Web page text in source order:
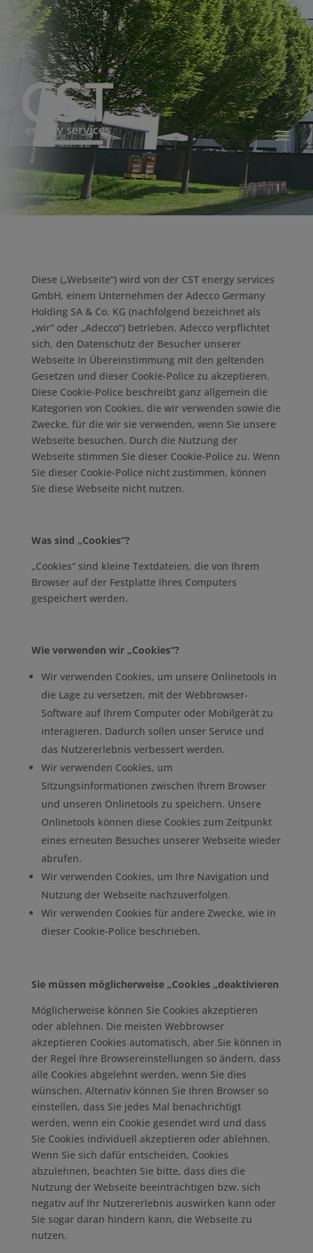
Diese („Webseite“) wird von der CST energy services
GmbH, einem Unternehmen der Adecco Germany
Holding SA & Co. KG (nachfolgend bezeichnet als
„wir“ oder „Adecco“) betrieben. Adecco verpflichtet
sich, den Datenschutz der Besucher unserer
Webseite in Übereinstimmung mit den geltenden
Gesetzen und dieser Cookie-Police zu akzeptieren.
Diese Cookie-Police beschreibt ganz allgemein die
Kategorien von Cookies, die wir verwenden sowie die
Zwecke, für die wir sie verwenden, wenn Sie unsere
Webseite besuchen. Durch die Nutzung der
Webseite stimmen Sie dieser Cookie-Police zu. Wenn
Sie dieser Cookie-Police nicht zustimmen, können
Sie diese Webseite nicht nutzen.
Was sind „Cookies“?
„Cookies“ sind kleine Textdateien, die von Ihrem
Browser auf der Festplatte Ihres Computers
gespeichert werden.
Wie verwenden wir „Cookies“?
Wir verwenden Cookies, um unsere Onlinetools in
die Lage zu versetzen, mit der Webbrowser-
Software auf Ihrem Computer oder Mobilgerät zu
interagieren. Dadurch sollen unser Service und
das Nutzererlebnis verbessert werden.
Wir verwenden Cookies, um
Sitzungsinformationen zwischen Ihrem Browser
und unseren Onlinetools zu speichern. Unsere
Onlinetools können diese Cookies zum Zeitpunkt
eines erneuten Besuches unserer Webseite wieder
abrufen.
Wir verwenden Cookies, um Ihre Navigation und
Nutzung der Webseite nachzuverfolgen.
Wir verwenden Cookies für andere Zwecke, wie in
dieser Cookie-Police beschrieben.
Sie müssen möglicherweise „Cookies „deaktivieren
Möglicherweise können Sie Cookies akzeptieren
oder ablehnen. Die meisten Webbrowser
akzeptieren Cookies automatisch, aber Sie können in
der Regel Ihre Browsereinstellungen so ändern, dass
alle Cookies abgelehnt werden, wenn Sie dies
wünschen. Alternativ können Sie Ihren Browser so
einstellen, dass Sie jedes Mal benachrichtigt
werden, wenn ein Cookie gesendet wird und dass
Sie Cookies individuell akzeptieren oder ablehnen.
Wenn Sie sich dafür entscheiden, Cookies
abzulehnen, beachten Sie bitte, dass dies die
Nutzung der Webseite beeinträchtigen bzw. sich
negativ auf Ihr Nutzererlebnis auswirken kann oder
Sie sogar daran hindern kann, die Webseite zu
nutzen.